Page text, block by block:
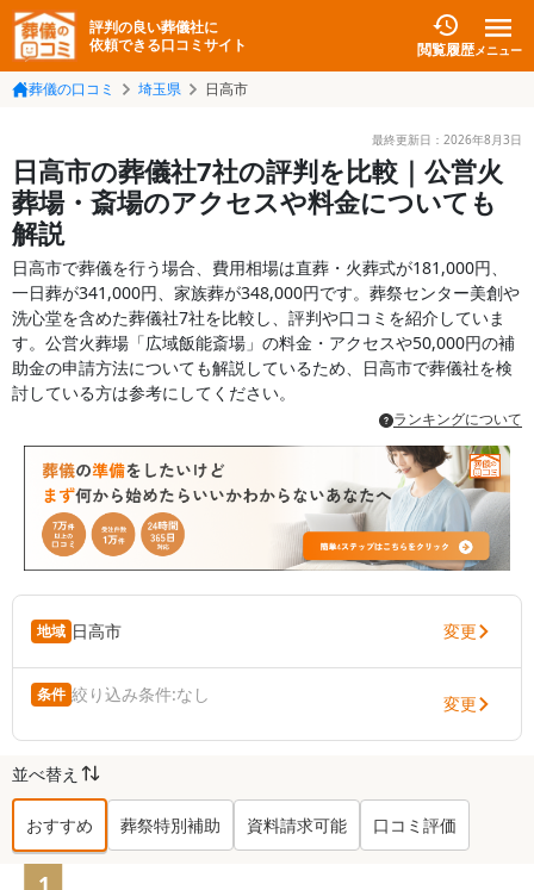
評判の良い葬儀社に
依頼できる口コミサイト
閲覧履歴メニュー
葬儀の口コミ 埼玉県 日高市
最終更新日： 2026年8月3日
日高市の葬儀社7社の評判を比較｜公営火
葬場・斎場のアクセスや料金についても
解説
日高市で葬儀を行う場合、費用相場は直葬・火葬式が181,000円、
一日葬が341,000円、家族葬が348,000円です。葬祭センター美創や
洗心堂を含めた葬儀社7社を比較し、評判や口コミを紹介していま
す。公営火葬場「広域飯能斎場」の料金・アクセスや50,000円の補
助金の申請方法についても解説しているため、日高市で葬儀社を検
討している方は参考にしてください。
ランキングについて
地域 日高市 変更
条件 絞り込み条件:なし 変更
並べ替え
おすすめ 葬祭特別補助 資料請求可能 口コミ評価
日高市
1